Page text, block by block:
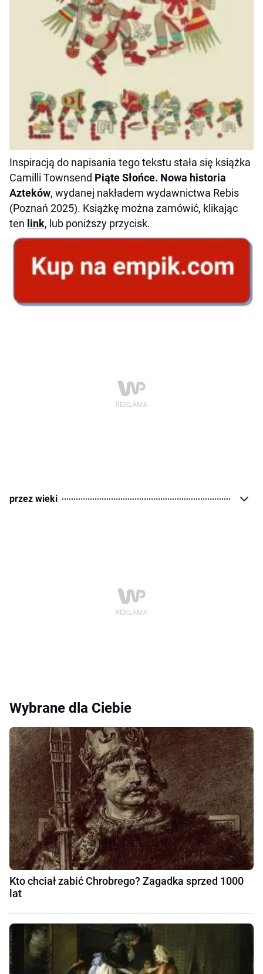
Inspiracją do napisania tego tekstu stała się książka
Camilli Townsend Piąte Słońce. Nowa historia
Azteków, wydanej nakładem wydawnictwa Rebis
(Poznań 2025). Książkę można zamówić, klikając
ten link, lub poniższy przycisk.
przez wieki
Wybrane dla Ciebie
Kto chciał zabić Chrobrego? Zagadka sprzed 1000
lat